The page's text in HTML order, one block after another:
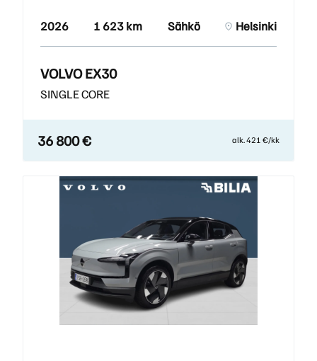
2026 1 623 km Sähkö Helsinki
VOLVO EX30
SINGLE CORE
36 800 € alk. 421 €/kk